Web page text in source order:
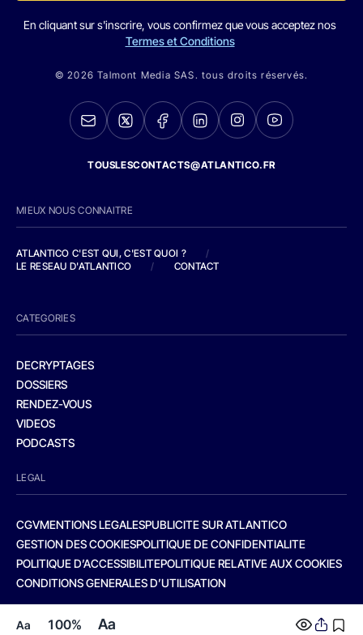
Aa 100% Aa
En cliquant sur s'inscrire, vous confirmez que vous acceptez nos
Termes et Conditions
© 2026 Talmont Media SAS. tous droits réservés.
TOUSLESCONTACTS@ATLANTICO.FR
MIEUX NOUS CONNAITRE
ATLANTICO C'EST QUI, C'EST QUOI ?
/
LE RESEAU D'ATLANTICO
/ CONTACT
CATEGORIES
DECRYPTAGES
DOSSIERS
RENDEZ-VOUS
VIDEOS
PODCASTS
LEGAL
CGVMENTIONS LEGALESPUBLICITE SUR ATLANTICO
GESTION DES COOKIESPOLITIQUE DE CONFIDENTIALITE
POLITIQUE D’ACCESSIBILITEPOLITIQUE RELATIVE AUX COOKIES
CONDITIONS GENERALES D’UTILISATION